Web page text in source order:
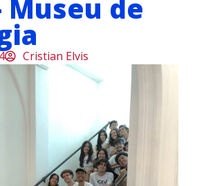
Museu de
Cristian Elvis